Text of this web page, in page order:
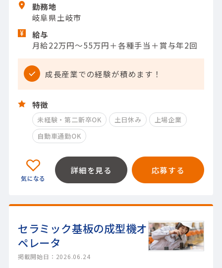
勤務地
岐阜県土岐市
給与
月給22万円～55万円＋各種手当＋賞与年2回
成長産業での経験が積めます！
特徴
未経験・第二新卒OK 土日休み
上場企業
自動車通勤OK
詳細を見る 応募する
セラミック基板の成型機オ
ペレータ
掲載開始日：2026.06.24